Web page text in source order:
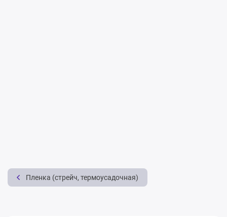
Пленка (стрейч, термоусадочная)